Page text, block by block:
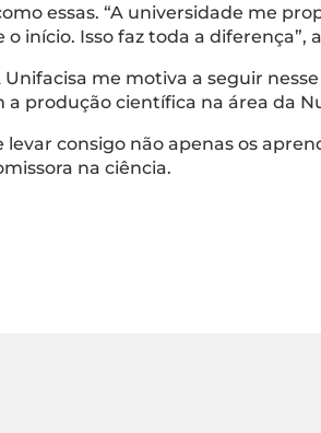
essas. “A universidade me
início. Isso faz toda a diferença”,
me motiva a seguir
produção científica na área da
consigo não apenas os
na ciência.